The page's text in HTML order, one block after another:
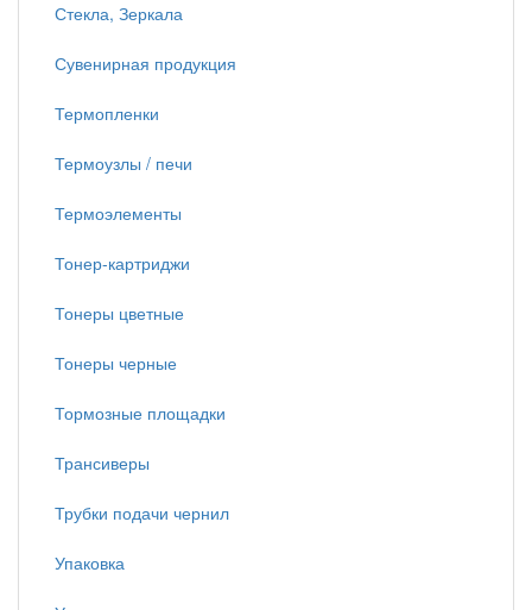
Стекла, Зеркала
Сувенирная продукция
Термопленки
Термоузлы / печи
Термоэлементы
Тонер-картриджи
Тонеры цветные
Тонеры черные
Тормозные площадки
Трансиверы
Трубки подачи чернил
Упаковка